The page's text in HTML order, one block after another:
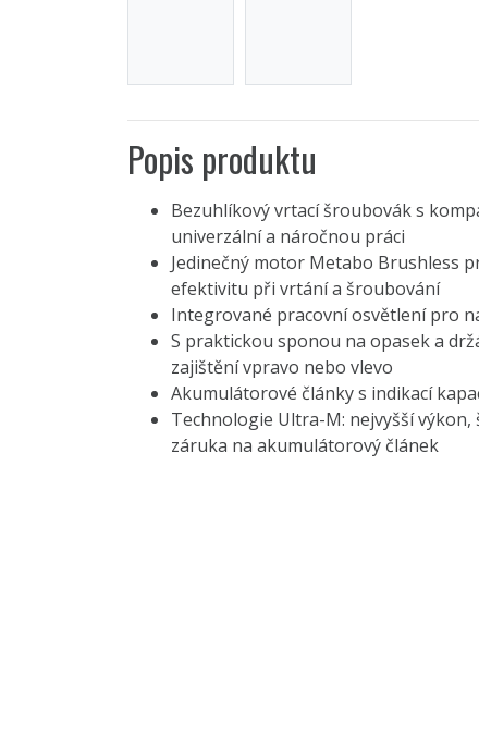
Popis produktu
Bezuhlíkový vrtací šroubovák s
univerzální a náročnou práci
Jedinečný motor Metabo Brushless
efektivitu při vrtání a šroubování
Integrované pracovní osvětlení pro
S praktickou sponou na opasek a
zajištění vpravo nebo vlevo
Akumulátorové články s indikací
Technologie Ultra-M: nejvyšší
záruka na akumulátorový článek